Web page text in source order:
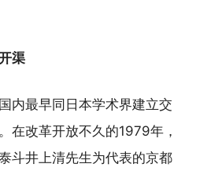
渠
内最早同日本学术界建立交
在改革开放不久的1979年，
斗井上清先生为代表的京都